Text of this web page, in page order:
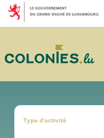
Aller
au
menu
Aller
au
contenu
Aller
au
pied
page
Type d’activité